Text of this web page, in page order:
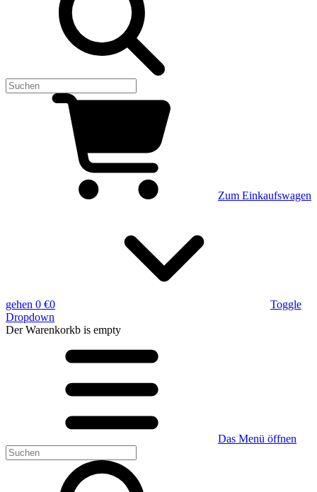
Zum Einkaufswagen
gehen 0 €0
Toggle
Dropdown
Der Warenkorkb is empty
Das Menü öffnen